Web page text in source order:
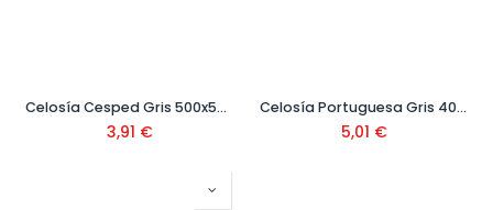
Celosía Cesped Gris 500x500x100 mm
3,91 €
Celosía Portuguesa Gris 40x40x10
5,01 €